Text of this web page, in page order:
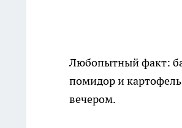
Любопытный факт:
помидор и
вечером.